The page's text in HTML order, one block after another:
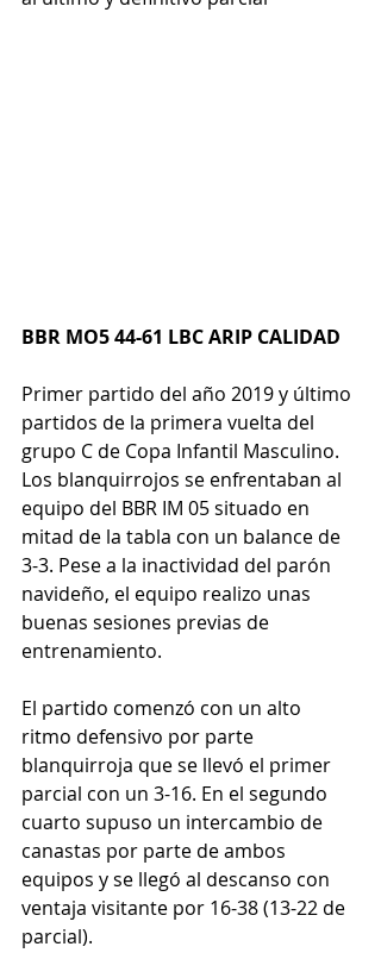
BBR MO5 44-61 LBC ARIP CALIDAD
Primer partido del año 2019 y último
partidos de la primera vuelta del
grupo C de Copa Infantil Masculino.
Los blanquirrojos se enfrentaban al
equipo del BBR IM 05 situado en
mitad de la tabla con un balance de
3-3. Pese a la inactividad del parón
navideño, el equipo realizo unas
buenas sesiones previas de
entrenamiento.
El partido comenzó con un alto
ritmo defensivo por parte
blanquirroja que se llevó el primer
parcial con un 3-16. En el segundo
cuarto supuso un intercambio de
canastas por parte de ambos
equipos y se llegó al descanso con
ventaja visitante por 16-38 (13-22 de
parcial).